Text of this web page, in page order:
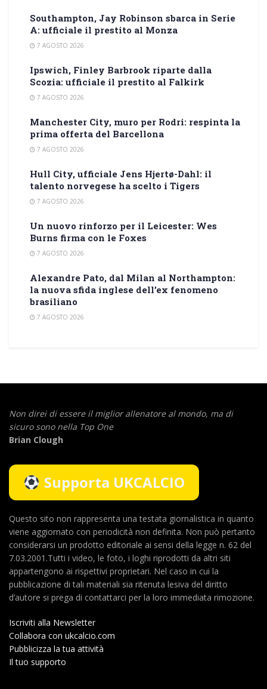
Southampton, Jay Robinson sbarca in Serie
A: ufficiale il prestito al Monza
7 AGOSTO 2026
Ipswich, Finley Barbrook riparte dalla
Scozia: ufficiale il prestito al Falkirk
7 AGOSTO 2026
Manchester City, muro per Rodri: respinta la
prima offerta del Barcellona
7 AGOSTO 2026
Hull City, ufficiale Jens Hjertø-Dahl: il
talento norvegese ha scelto i Tigers
7 AGOSTO 2026
Un nuovo rinforzo per il Leicester: Wes
Burns firma con le Foxes
7 AGOSTO 2026
Alexandre Pato, dal Milan al Northampton:
la nuova sfida inglese dell’ex fenomeno
brasiliano
7 AGOSTO 2026
Non direi di essere il miglior allenatore al mondo, ma di
sicuro sono nella Top One
Brian Clough
Supporta UKCALCIO
Questo sito non rappresenta una testata giornalistica in quanto
viene aggiornato con periodicità non definita. Non può pertanto
considerarsi un prodotto editoriale ai sensi della legge n. 62 del
7.03.2001.Tutti i video, le foto, i loghi riprodotti da altri siti
appartengono ai rispettivi proprietari. Nel caso in cui la
pubblicazione di tali materiali sia ritenuta lesiva del diritto
d’autore si prega di contattarci per la loro immediata rimozione.
Iscriviti alla Newsletter
Collabora con ukcalcio.com
Pubblicizza la tua attività
Il tuo supporto